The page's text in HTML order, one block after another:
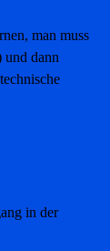
man muss
und dann
in der